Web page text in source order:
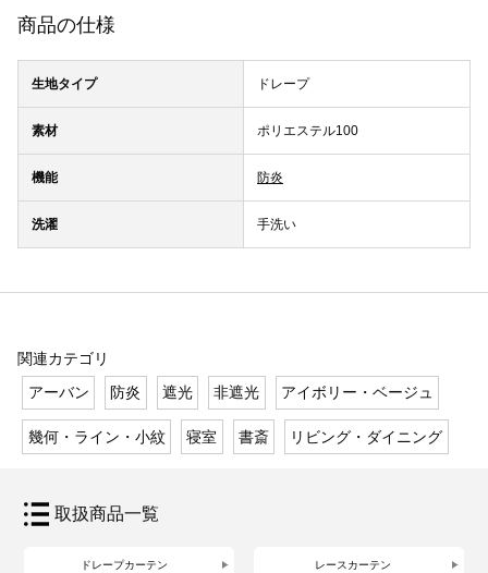
商品の仕様
生地タイプ ドレープ
素材 ポリエステル100
機能 防炎
洗濯 手洗い
関連カテゴリ
アーバン
防炎 遮光 非遮光 アイボリー・ベージュ
幾何・ライン・小紋 寝室 書斎 リビング・ダイニング
取扱商品一覧
ドレープカーテン レースカーテン